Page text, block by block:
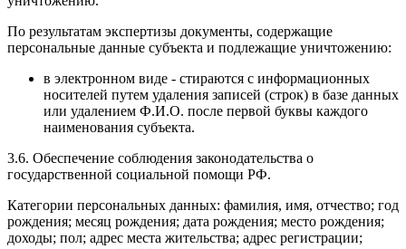
По результатам экспертизы документы, содержащие
персональные данные субъекта и подлежащие уничтожению:
в электронном виде - стираются с информационных
носителей путем удаления записей (строк) в базе данных
или удалением Ф.И.О. после первой буквы каждого
наименования субъекта.
3.6. Обеспечение соблюдения законодательства о
государственной социальной помощи РФ.
Категории персональных данных: фамилия, имя, отчество; год
рождения; месяц рождения; дата рождения; место рождения;
доходы; пол; адрес места жительства; адрес регистрации;